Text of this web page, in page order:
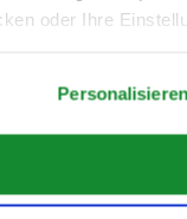
oder Ihre